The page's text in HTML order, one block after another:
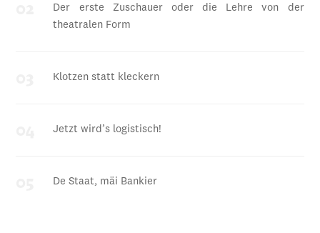
Der erste Zuschauer oder die Lehre von der
theatralen Form
Klotzen statt kleckern
Jetzt wird’s logistisch!
De Staat, mäi Bankier